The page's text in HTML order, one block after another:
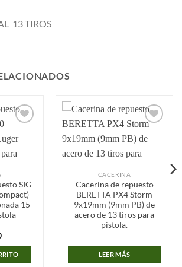
13 TIROS
a la
deseos
SIG
15
a la
deseos
CACERINA
Cacerina de repuesto
BERETTA PX4 Storm
9x19mm (9mm PB) de
acero de 13 tiros para
pistola.
LEER MÁS